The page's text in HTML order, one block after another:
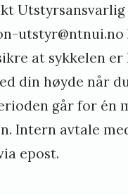
e
d
y
n
g
e
Utstyrsansvarlig
utstyr@ntnui.no
at sykkelen er
din høyde når
går for én
Intern avtale
epost.